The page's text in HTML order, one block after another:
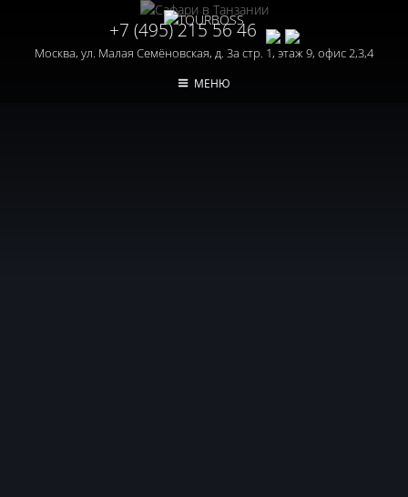
+7 (495) 215 56 46
Москва, ул. Малая Семёновская, д. 3а стр. 1, этаж 9, офис 2,3,4
МЕНЮ